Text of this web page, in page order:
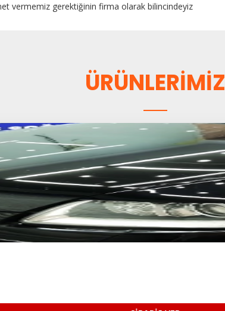
vermemiz gerektiğinin firma olarak bilincindeyiz
ÜRÜNLERİMİZ